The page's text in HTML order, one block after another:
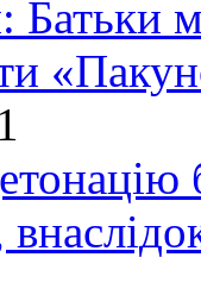
Батьки